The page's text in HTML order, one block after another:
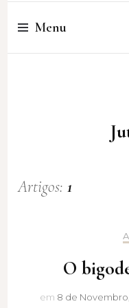
Menu
Artigos:1
O
em 8 de Novembro,